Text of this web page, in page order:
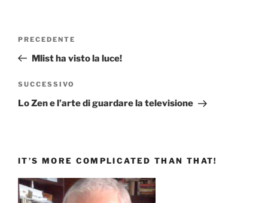
Articolo
precedente:
PRECEDENTE
Mlist ha visto la luce!
Articolo
successivo
SUCCESSIVO
Lo Zen e l’arte di guardare la televisione
IT’S MORE COMPLICATED THAN THAT!